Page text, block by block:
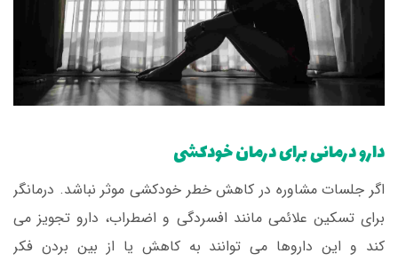
دارو درمانی برای درمان خودکشی
اگر جلسات مشاوره در کاهش خطر خودکشی موثر نباشد. درمانگر
برای تسکین علائمی مانند افسردگی و اضطراب، دارو تجویز می
کند و این داروها می توانند به کاهش یا از بین بردن فکر